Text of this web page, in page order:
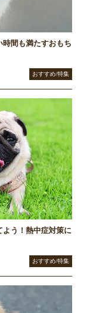
間も満たすおもち
おすすめ/特集
よう！熱中症対策に
おすすめ/特集